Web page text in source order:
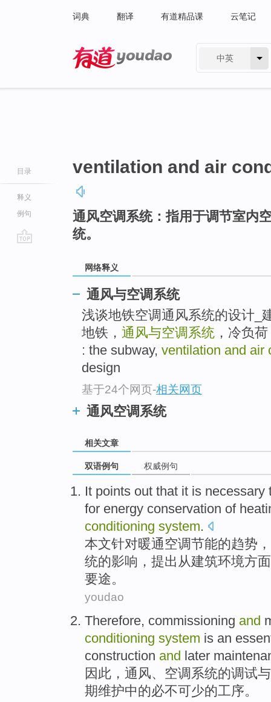
词典 翻译 有道精品课 云笔记
中英
目录
释义
例句
ventilation and air
通风空调系统：指用于调节室内
统。
网络释义
通风与空调系统
浅谈地铁空调通风系统的设计_
地铁， 通风与空调系统 ，冷负
: the subway, ventilation and air
design
基于24个网页-相关网页
通风空调系统
相关文章
双语例句 权威例句
It points out that it is necessary
for energy conservation of
conditioning system.
本文针对暖通 空调节能的趋势
统的影响， 提出 从建筑环境方面
要途。
youdao
Therefore, commissioning and
conditioning system is an
construction and later
因此 ， 通风、 空调 系统的调试与
期维护中的必不可少的工序。